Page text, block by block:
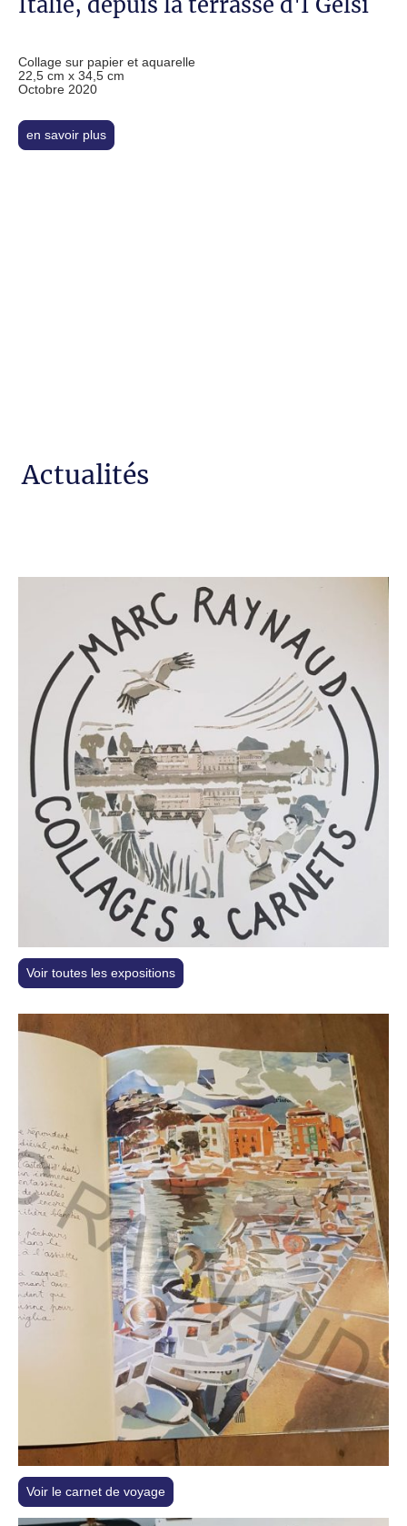
Collage sur papier et aquarelle
22,5 cm x 34,5 cm
Octobre 2020
en savoir plus
Actualités
Voir toutes les expositions
Voir le carnet de voyage